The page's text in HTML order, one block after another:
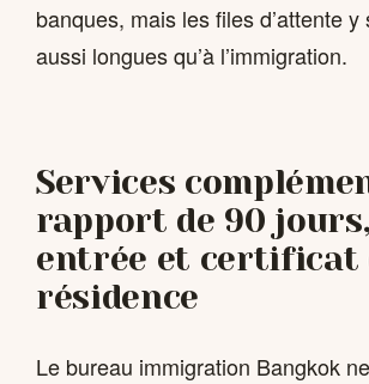
banques, mais les files d’attente
aussi longues qu’à l’immigration.
Services
rapport de 90
entrée et certificat
résidence
Le bureau immigration Bangkok